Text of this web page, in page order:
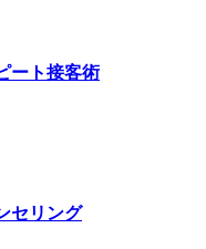
ート接客術
セリング